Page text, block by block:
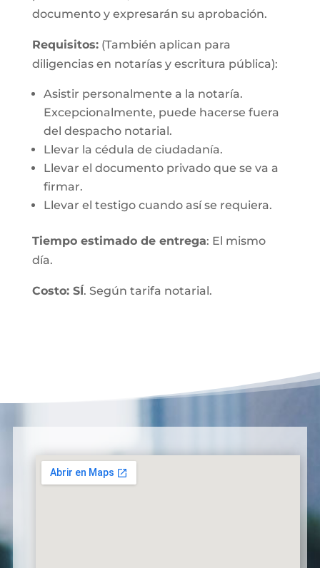
documento y expresarán su aprobación.
Requisitos:(También aplican para
diligencias en notarías y escritura pública):
Asistir personalmente a la notaría.
Excepcionalmente, puede hacerse fuera
del despacho notarial.
Llevar la cédula de ciudadanía.
Llevar el documento privado que se va a
firmar.
Llevar el testigo cuando así se requiera.
Tiempo estimado de entrega: El mismo
día.
Costo: SÍ. Según tarifa notarial.